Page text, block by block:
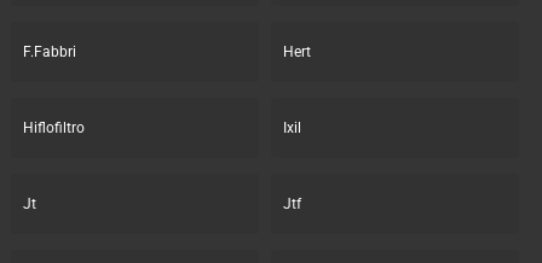
F.Fabbri Hert
Hiflofiltro Ixil
Jt Jtf